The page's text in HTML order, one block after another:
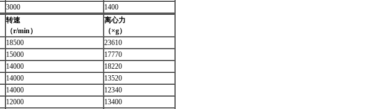
3000
1400
转速
（r/min）
离心力
（×g）
18500
23610
15000
17770
14000
18220
14000
13520
14000
12340
12000
13400